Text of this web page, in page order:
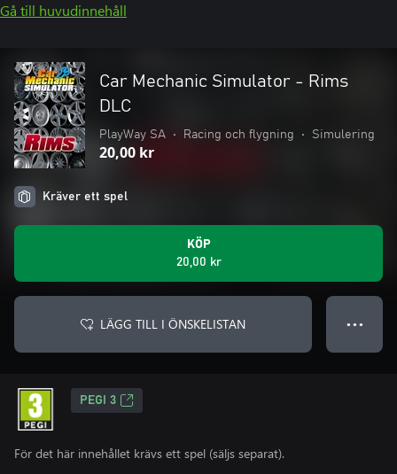
Gå till huvudinnehåll
Car Mechanic Simulator - Rims
DLC
PlayWay SA • Racing och flygning • Simulering
20,00 kr
Kräver ett spel
KÖP
20,00 kr
LÄGG TILL I ÖNSKELISTAN ● ● ●
PEGI 3
För det här innehållet krävs ett spel (säljs separat).